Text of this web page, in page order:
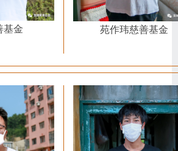
基金 苑作玮慈善基金